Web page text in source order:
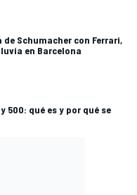
Schumacher con Ferrari,
en Barcelona
500: qué es y por qué se